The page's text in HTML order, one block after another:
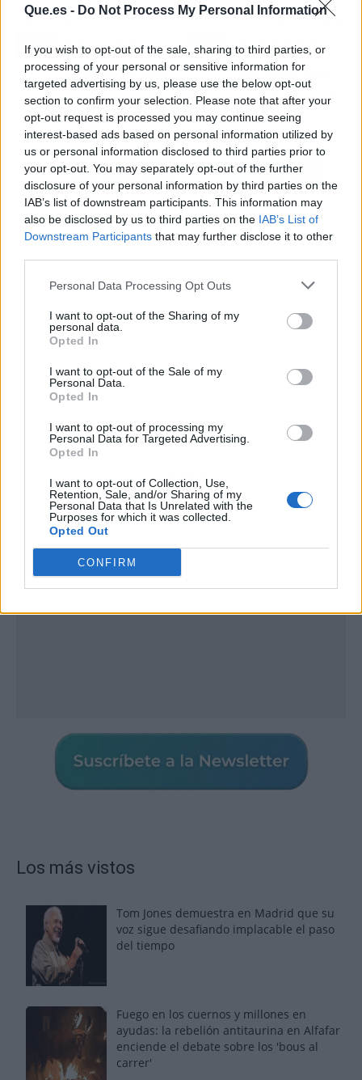
Que.es - Do Not Process My Personal Information
If you wish to opt-out of the sale, sharing to third parties, or
processing of your personal or sensitive information for
targeted advertising by us, please use the below opt-out
section to confirm your selection. Please note that after your
opt-out request is processed you may continue seeing
interest-based ads based on personal information utilized by
us or personal information disclosed to third parties prior to
your opt-out. You may separately opt-out of the further
disclosure of your personal information by third parties on the
IAB’s list of downstream participants. This information may
also be disclosed by us to third parties on the IAB’s List of
Downstream Participants that may further disclose it to other
Personal Data Processing Opt Outs
I want to opt-out of the Sharing of my
personal data.
Opted In
I want to opt-out of the Sale of my
Personal Data.
Opted In
I want to opt-out of processing my
Personal Data for Targeted Advertising.
Opted In
I want to opt-out of Collection, Use,
Retention, Sale, and/or Sharing of my
Personal Data that Is Unrelated with the
Purposes for which it was collected.
Opted Out
CONFIRM
UCLM: "Un rector tiene
que ser como un alcalde
y mirar a su municipio"
OMT la vacunación
como la mejor "receta"
para la recuperación del
turismo
Los más vistos
Tom Jones demuestra en Madrid que su
voz sigue desafiando implacable el paso
del tiempo
Fuego en los cuernos y millones en
ayudas: la rebelión antitaurina en Alfafar
enciende el debate sobre los 'bous al
carrer'